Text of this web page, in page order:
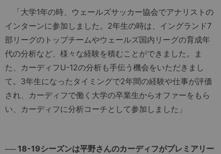
「大学1年の時、ウェールズサッカー協会でアナリストの
インターンに参加しました。2年生の時は、イングランド7
部リーグのトップチームやウェールズ国内リーグの育成年
代の分析など、様々な経験を積むことができました。ま
た、カーディフU-12の分析も手伝う機会をいただきまし
て。3年生になったタイミングで2年間の経験や仕事が評価
され、カーディフで働く大学の卒業生からオファーをもら
い、カーディフに分析コーチとして参加しました」
── 18-19シーズンは平野さんのカーディフがプレミアリー